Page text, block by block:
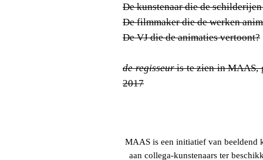
De kunstenaar die de
De filmmaker die de werken
De VJ die de animaties vertoont?
de regisseuris te zien in MAAS,
2017
MAAS is een initiatief van beeldend
aan collega-kunstenaars ter